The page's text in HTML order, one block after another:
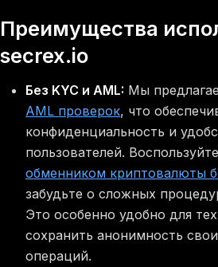
Преимущества
secrex.io
Без KYC и AML: Мы
AML проверок, что
конфиденциальность и
пользователей.
обменником криптовалюты
забудьте о сложных
Это особенно удобно для
сохранить анонимность
операций.